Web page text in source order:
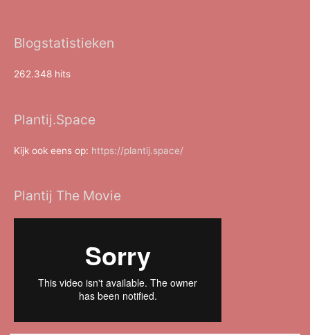
Blogstatistieken
262.348 hits
Plantij.Space
Kijk ook eens op: https://plantij.space/
Plantij The Movie